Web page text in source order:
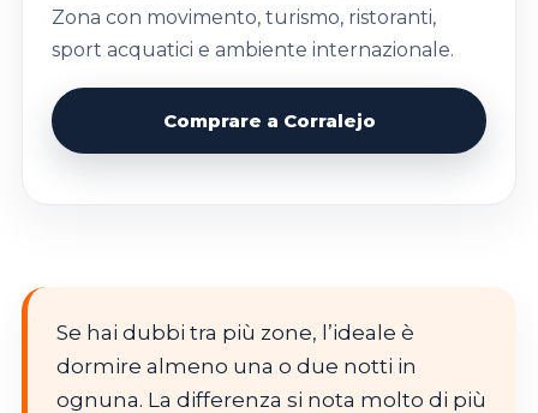
Zona con movimento, turismo, ristoranti,
sport acquatici e ambiente internazionale.
Comprare a Corralejo
Se hai dubbi tra più zone, l’ideale è
dormire almeno una o due notti in
ognuna. La differenza si nota molto di più